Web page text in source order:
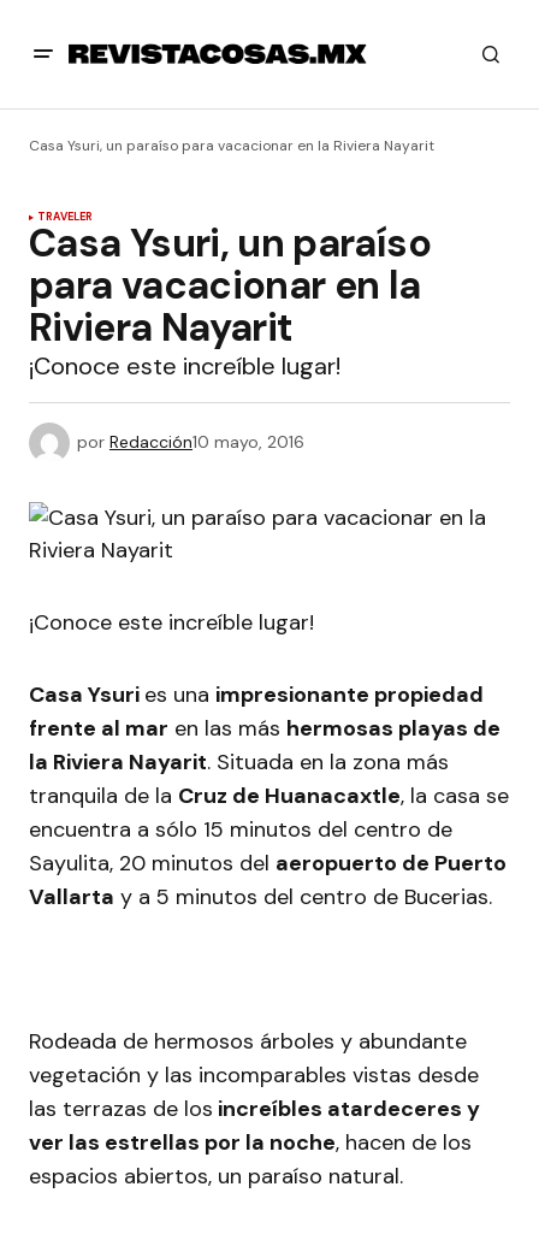
Casa Ysuri, un paraíso para vacacionar en la Riviera Nayarit
TRAVELER
Casa Ysuri, un paraíso
para vacacionar en la
Riviera Nayarit
¡Conoce este increíble lugar!
por Redacción10 mayo, 2016
¡Conoce este increíble lugar!
Casa Ysuri es una impresionante propiedad
frente al mar en las más hermosas playas de
la Riviera Nayarit. Situada en la zona más
tranquila de la Cruz de Huanacaxtle, la casa se
encuentra a sólo 15 minutos del centro de
Sayulita, 20 minutos del aeropuerto de Puerto
Vallarta y a 5 minutos del centro de Bucerias.
Rodeada de hermosos árboles y abundante
vegetación y las incomparables vistas desde
las terrazas de los increíbles atardeceres y
ver las estrellas por la noche, hacen de los
espacios abiertos, un paraíso natural.